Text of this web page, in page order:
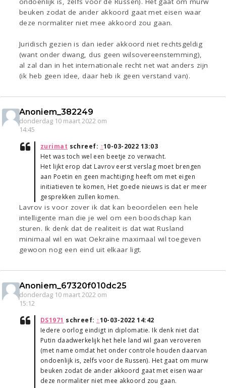
beuken zodat de ander akkoord gaat met eisen waar
deze normaliter niet mee akkoord zou gaan.
Juridisch gezien is dan ieder akkoord niet rechtsgeldig
(want onder dwang, dus geen wilsovereenstemming),
al zal dan in het internationale recht net wat anders zijn
(ik heb geen idee, daar heb ik geen verstand van).
Anoniem_382249
donderdag 10 maart 2022 om
14:45
zurimat schreef: ↑10-03-2022 13:03
Het was toch wel een beetje zo verwacht.
Het lijkt erop dat Lavrov eerst verslag moet brengen
aan Poetin en geen machtiging heeft om met eigen
initiatieven te komen, Het goede nieuws is dat er meer
gesprekken zullen komen.
Lavrov is voor zover ik dat kan beoordelen een hele
intelligente man die je wel om een boodschap kan
sturen. Ik denk dat de realiteit is dat wat Rusland
minimaal wil en wat Oekraïne maximaal wil toegeven
gewoon nog een eind uit elkaar ligt.
Anoniem_67320f010dc25
donderdag 10 maart 2022 om
15:12
DS1971 schreef: ↑10-03-2022 14:42
Iedere oorlog eindigt in diplomatie. Ik denk niet dat
Putin daadwerkelijk het hele land wil gaan veroveren
(met name omdat het onder controle houden daarvan
ondoenlijk is, zelfs voor de Russen). Het gaat om murw
beuken zodat de ander akkoord gaat met eisen waar
deze normaliter niet mee akkoord zou gaan.